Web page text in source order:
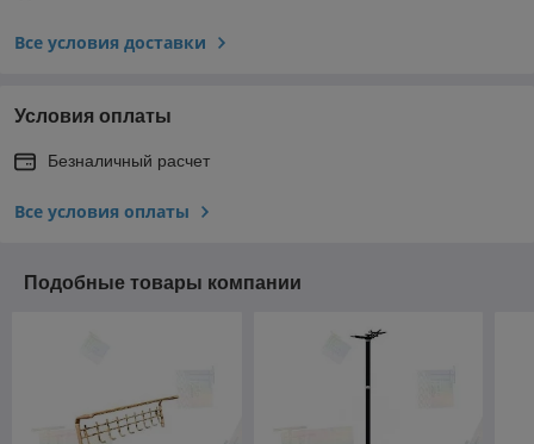
Все условия доставки
Условия оплаты
Безналичный расчет
Все условия оплаты
Подобные товары компании